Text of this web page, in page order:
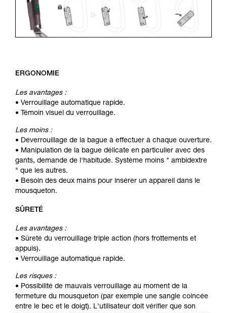
ERGONOMIE
Les avantages :
• Verrouillage automatique rapide.
• Témoin visuel du verrouillage.
Les moins :
• Déverrouillage de la bague à effectuer à chaque ouverture.
• Manipulation de la bague délicate en particulier avec des
gants, demande de l'habitude. Système moins " ambidextre
" que les autres.
• Besoin des deux mains pour insérer un appareil dans le
mousqueton.
SÛRETÉ
Les avantages :
• Sûreté du verrouillage triple action (hors frottements et
appuis).
• Verrouillage automatique rapide.
Les risques :
• Possibilité de mauvais verrouillage au moment de la
fermeture du mousqueton (par exemple une sangle coincée
entre le bec et le doigt). L'utilisateur doit vérifier que son